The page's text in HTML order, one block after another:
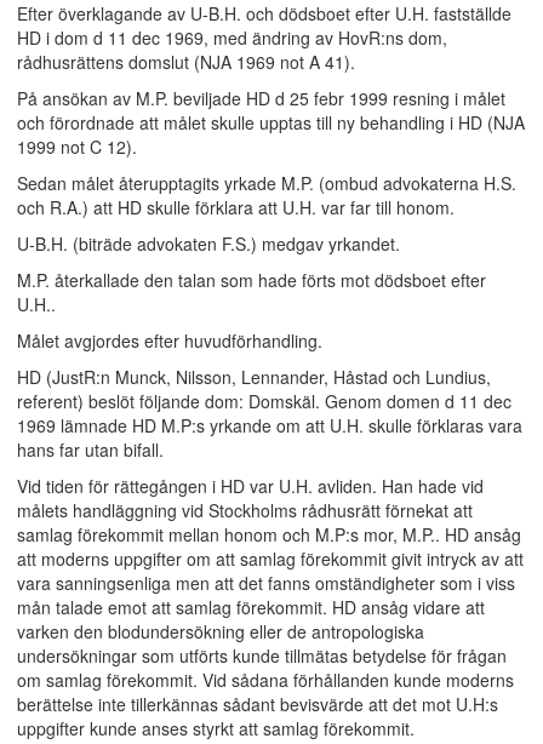
Efter överklagande av U-B.H. och dödsboet efter U.H. fastställde
HD i dom d 11 dec 1969, med ändring av HovR:ns dom,
rådhusrättens domslut (NJA 1969 not A 41).
På ansökan av M.P. beviljade HD d 25 febr 1999 resning i målet
och förordnade att målet skulle upptas till ny behandling i HD (NJA
1999 not C 12).
Sedan målet återupptagits yrkade M.P. (ombud advokaterna H.S.
och R.A.) att HD skulle förklara att U.H. var far till honom.
U-B.H. (biträde advokaten F.S.) medgav yrkandet.
M.P. återkallade den talan som hade förts mot dödsboet efter
U.H..
Målet avgjordes efter huvudförhandling.
HD (JustR:n Munck, Nilsson, Lennander, Håstad och Lundius,
referent) beslöt följande dom: Domskäl. Genom domen d 11 dec
1969 lämnade HD M.P:s yrkande om att U.H. skulle förklaras vara
hans far utan bifall.
Vid tiden för rättegången i HD var U.H. avliden. Han hade vid
målets handläggning vid Stockholms rådhusrätt förnekat att
samlag förekommit mellan honom och M.P:s mor, M.P.. HD ansåg
att moderns uppgifter om att samlag förekommit givit intryck av att
vara sanningsenliga men att det fanns omständigheter som i viss
mån talade emot att samlag förekommit. HD ansåg vidare att
varken den blodundersökning eller de antropologiska
undersökningar som utförts kunde tillmätas betydelse för frågan
om samlag förekommit. Vid sådana förhållanden kunde moderns
berättelse inte tillerkännas sådant bevisvärde att det mot U.H:s
uppgifter kunde anses styrkt att samlag förekommit.